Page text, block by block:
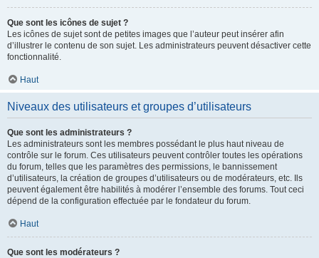
Que sont les icônes de sujet ?
Les icônes de sujet sont de petites images que l’auteur peut insérer afin
d’illustrer le contenu de son sujet. Les administrateurs peuvent désactiver cette
fonctionnalité.
Haut
Niveaux des utilisateurs et groupes d’utilisateurs
Que sont les administrateurs ?
Les administrateurs sont les membres possédant le plus haut niveau de
contrôle sur le forum. Ces utilisateurs peuvent contrôler toutes les opérations
du forum, telles que les paramètres des permissions, le bannissement
d’utilisateurs, la création de groupes d’utilisateurs ou de modérateurs, etc. Ils
peuvent également être habilités à modérer l’ensemble des forums. Tout ceci
dépend de la configuration effectuée par le fondateur du forum.
Haut
Que sont les modérateurs ?